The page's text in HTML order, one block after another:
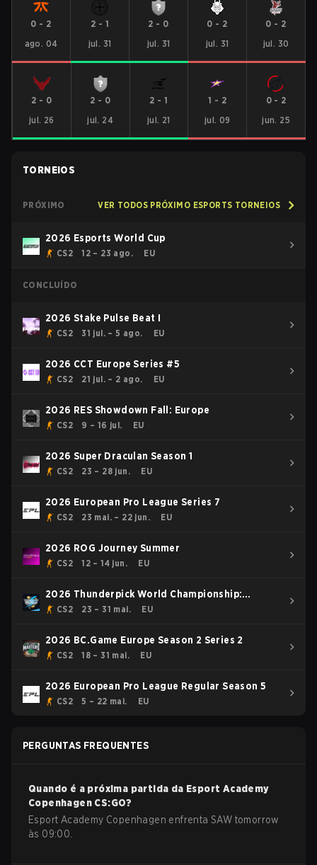
0 - 2
ago. 04
2 - 1
jul. 31
2 - 0
jul. 31
0 - 2
jul. 31
0 - 2
jul. 30
2 - 0
jul. 26
2 - 0
jul. 24
2 -1
jul. 21
1 - 2
jul. 09
0- 2
jun. 25
TORNEIOS
PRÓXIMO VER TODOS PRÓXIMO ESPORTS TORNEIOS
2026 Esports World Cup
CS2 12 – 23 ago. EU
CONCLUÍDO
2026 Stake Pulse Beat I
CS2 31 jul. – 5 ago. EU
2026 CCT Europe Series #5
CS2 21 jul. – 2 ago. EU
2026 RES Showdown Fall: Europe
CS2 9 – 16 jul. EU
2026 Super Draculan Season 1
CS2 23 – 28 jun. EU
2026 European Pro League Series 7
CS2 23 mai. – 22 jun. EU
2026 ROG Journey Summer
CS2 12 – 14 jun. EU
2026 Thunderpick World Championship:
European Series #1
CS2 23 – 31 mai. EU
2026 BC.Game Europe Season 2 Series 2
CS2 18 – 31 mai. EU
2026 European Pro League Regular Season 5
CS2 5 – 22 mai. EU
PERGUNTAS FREQUENTES
Quando é a próxima partida da Esport Academy
Copenhagen CS:GO?
Esport Academy Copenhagen enfrenta SAW tomorrow
às 09:00.